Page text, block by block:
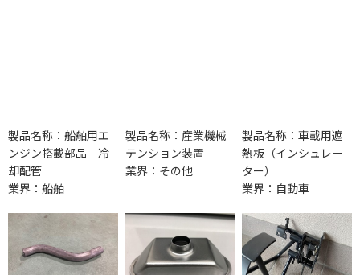
製品名称：船舶用エ
ンジン搭載部品 冷
却配管
業界：船舶
製品名称：産業機械
テンション装置
業界：その他
製品名称：車載用遮
熱板（インシュレー
ター）
業界：自動車